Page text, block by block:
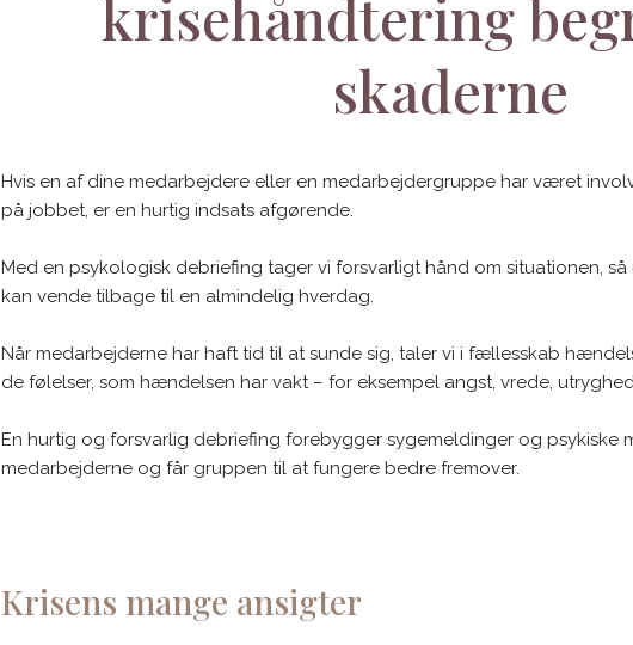
​krisehåndtering
skaderne
Hvis en af dine medarbejdere eller en medarbejdergruppe har været
på jobbet, er en hurtig indsats afgørende.
Med en psykologisk debriefing tager vi forsvarligt hånd om situationen,
kan vende tilbage til en almindelig hverdag.
Når medarbejderne har haft tid til at sunde sig, taler vi i fællesskab
de følelser, som hændelsen har vakt – for eksempel angst, vrede,
En hurtig og forsvarlig debriefing forebygger sygemeldinger og psykiske
medarbejderne og får gruppen til at fungere bedre fremover.
Krisens mange ansigter